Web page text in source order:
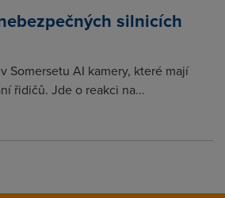
silnicích
Somersetu AI kamery, které mají
řidičů. Jde o reakci na...